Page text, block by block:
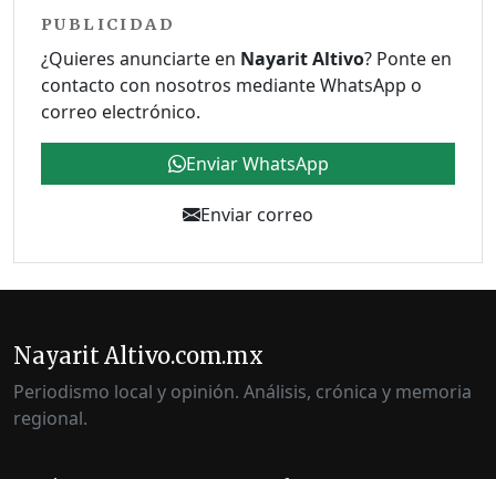
PUBLICIDAD
¿Quieres anunciarte en Nayarit Altivo? Ponte en
contacto con nosotros mediante WhatsApp o
correo electrónico.
Enviar WhatsApp
Enviar correo
Nayarit Altivo.com.mx
Periodismo local y opinión. Análisis, crónica y memoria
regional.